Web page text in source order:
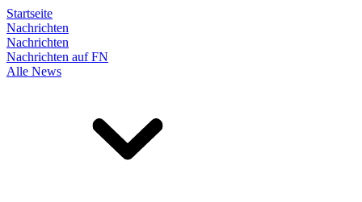
Startseite
Nachrichten
Nachrichten
Nachrichten auf FN
Alle News